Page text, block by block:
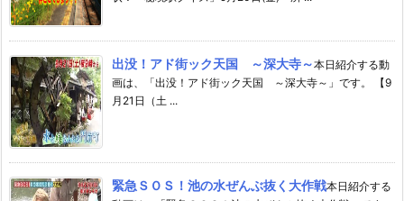
出没！アド街ック天国 ～深大寺～本日紹介する動
画は、「出没！アド街ック天国 ～深大寺～」です。 【9
月21日（土 ...
緊急ＳＯＳ！池の水ぜんぶ抜く大作戦本日紹介する